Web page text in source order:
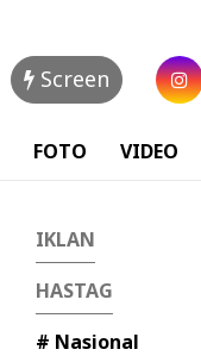
Screen
FOTO VIDEO
IKLAN
HASTAG
# Nasional